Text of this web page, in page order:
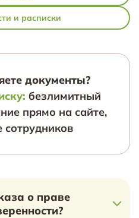
и расписки
документы?
безлимитный
прямо на сайте,
сотрудников
о праве